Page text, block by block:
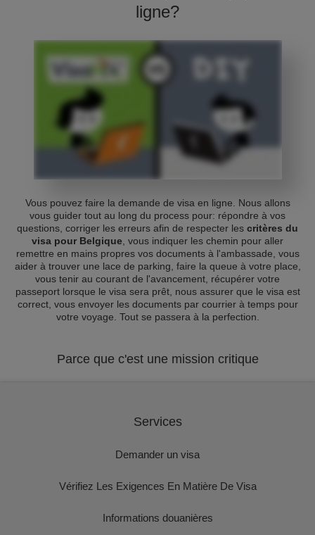
ligne?
Vous pouvez faire la demande de visa en ligne. Nous allons
vous guider tout au long du process pour: répondre à vos
questions, corriger les erreurs afin de respecter les critères du
visa pour Belgique , vous indiquer les chemin pour aller
remettre en mains propres vos documents à l'ambassade, vous
aider à trouver une lace de parking, faire la queue à votre place,
vous tenir au courant de l'avancement, récupérer votre
passeport lorsque le visa sera prêt, nous assurer que le visa est
correct, vous envoyer les documents par courrier à temps pour
votre voyage. Tout se passera à la perfection.
Parce que c'est une mission critique
Services
Demander un visa
Vérifiez Les Exigences En Matière De Visa
Informations douanières